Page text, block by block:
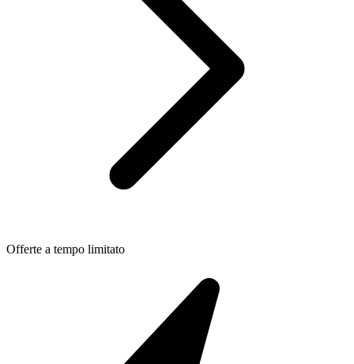
Offerte a tempo limitato